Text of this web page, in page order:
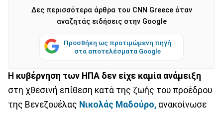
Δες περισσότερα άρθρα του CNN Greece όταν
αναζητάς ειδήσεις στην Google
Προσθήκη ως προτιμώμενη πηγή
στα αποτελέσματα Google
Η κυβέρνηση των ΗΠΑ δεν είχε καμία ανάμειξη
στη χθεσινή επίθεση κατά της ζωής του προέδρου
της Βενεζουέλας Νικολάς Μαδούρο, ανακοίνωσε